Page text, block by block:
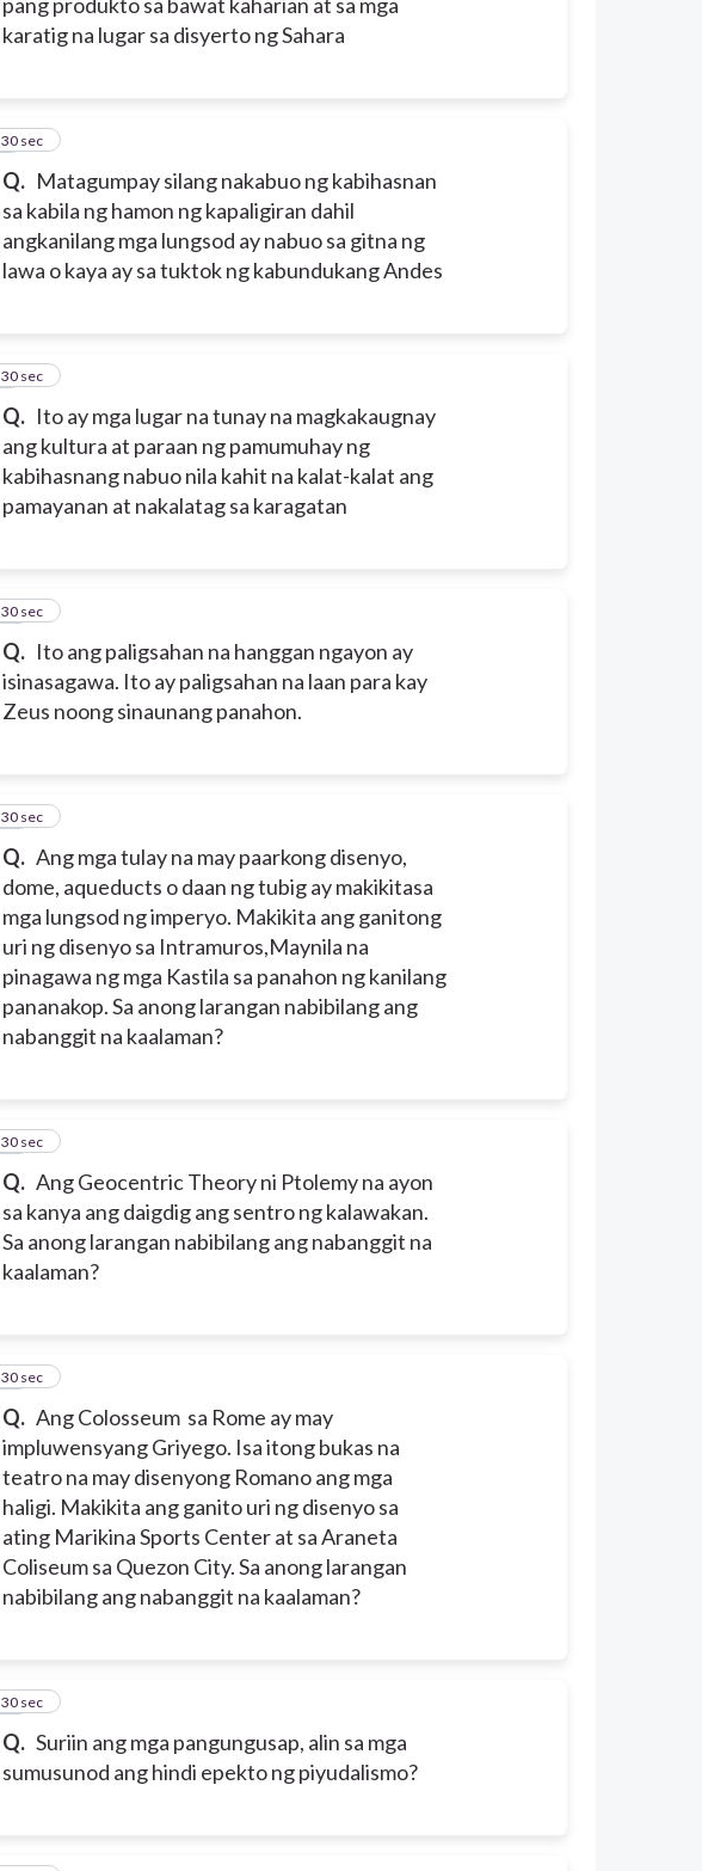
karatig na lugar sa disyerto ng Sahara
Q. Matagumpay silang nakabuo ng kabihasnan
sa kabila ng hamon ng kapaligiran dahil
angkanilang mga lungsod ay nabuo sa gitna ng
lawa o kaya ay sa tuktok ng kabundukang Andes
8
30 sec
Q. Ito ay mga lugar na tunay na magkakaugnay
ang kultura at paraan ng pamumuhay ng
kabihasnang nabuo nila kahit na kalat-kalat ang
pamayanan at nakalatag sa karagatan
9
30 sec
Q. Ito ang paligsahan na hanggan ngayon ay
isinasagawa. Ito ay paligsahan na laan para kay
Zeus noong sinaunang panahon.
10
30 sec
Q. Ang mga tulay na may paarkong disenyo,
dome, aqueducts o daan ng tubig ay makikitasa
mga lungsod ng imperyo. Makikita ang ganitong
uri ng disenyo sa Intramuros,Maynila na
pinagawa ng mga Kastila sa panahon ng kanilang
pananakop. Sa anong larangan nabibilang ang
nabanggit na kaalaman?
11
30 sec
Q. Ang Geocentric Theory ni Ptolemy na ayon
sa kanya ang daigdig ang sentro ng kalawakan.
Sa anong larangan nabibilang ang nabanggit na
kaalaman?
12
30 sec
Q. Ang Colosseum sa Rome ay may
impluwensyang Griyego. Isa itong bukas na
teatro na may disenyong Romano ang mga
haligi. Makikita ang ganito uri ng disenyo sa
ating Marikina Sports Center at sa Araneta
Coliseum sa Quezon City. Sa anong larangan
nabibilang ang nabanggit na kaalaman?
13
30 sec
Q. Suriin ang mga pangungusap, alin sa mga
sumusunod ang hindi epekto ng piyudalismo?
14
30 sec